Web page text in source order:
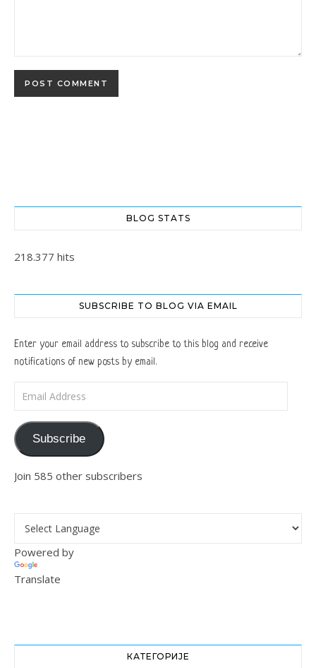
BLOG STATS
218.377 hits
SUBSCRIBE TO BLOG VIA EMAIL
Enter your email address to subscribe to this blog and receive
notifications of new posts by email.
Subscribe
Join 585 other subscribers
Powered by
Translate
КАТЕГОРИЈЕ